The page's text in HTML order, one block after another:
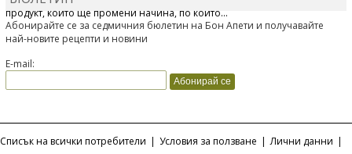
продукт, който ще промени начина, по който...
Абонирайте се за седмичния бюлетин на Бон Апети и получавайте
най-новите рецепти и новини
E-mail:
Списък на всички потребители | Условия за ползване | Лични данни |